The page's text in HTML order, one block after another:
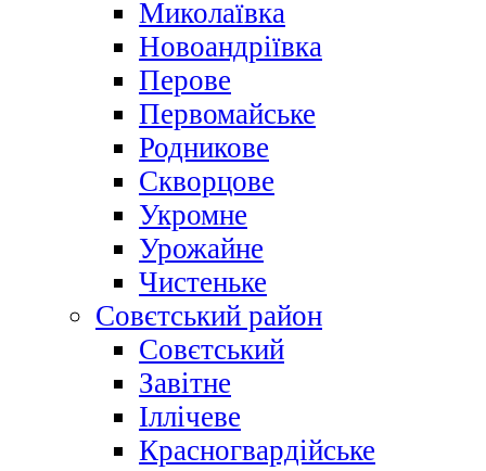
Миколаївка
Новоандріївка
Перове
Первомайське
Родникове
Скворцове
Укромне
Урожайне
Чистеньке
Совєтський район
Совєтський
Завітне
Іллічеве
Красногвардійське